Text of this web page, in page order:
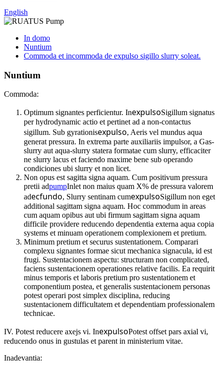
English
In domo
Nuntium
Commoda et incommoda de expulso sigillo slurry soleat.
Nuntium
Commoda:
Optimum signantes perficientur. InexpulsoSigillum signatus
per hydrodynamic actio et pertinet ad a non-contactus
sigillum. Sub gyrationisexpulso, Aeris vel mundus aqua
generat pressura. In extrema parte auxiliariis impulsor, a Gas-
slurry aut aqua-slurry statera formatae cum slurry, efficaciter
ne slurry lacus et faciendo maxime bene sub operando
condiciones ubi slurry et non licet.
Non opus est sagitta signa aquam. Cum positivum pressura
pretii adpumpInlet non maius quam X% de pressura valorem
adecfundo, Slurry sentinam cumexpulsoSigillum non eget
additional sagittam signa aquam. Hoc commodum in areas
cum aquam opibus aut ubi firmum sagittam signa aquam
difficile providere reducendo dependentia externa aqua copia
systems et minuam operationem complexionem et pretium.
Minimum pretium et securus sustentationem. Comparari
complexu signantes formae sicut mechanica signacula, id est
frugi. Sustentacionem aspectu: structuram non complicated,
faciens sustentacionem operationes relative facilis. Ea requirit
minus temporis et laboris pretium pro sustentationem et
componentium postea, et generalis sustentacionem personas
potest operari post simplex disciplina, reducing
sustentacionem difficultatem et dependentiam professionalem
technicae.
IV. Potest reducere axejs vi. InexpulsoPotest offset pars axial vi,
reducendo onus in gustulas et parent in ministerium vitae.
Inadevantia: